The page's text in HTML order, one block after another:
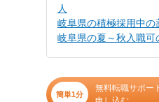
人
岐阜県の積極採用中の
岐阜県の夏～秋入職可
簡単1分
無料転職サポー